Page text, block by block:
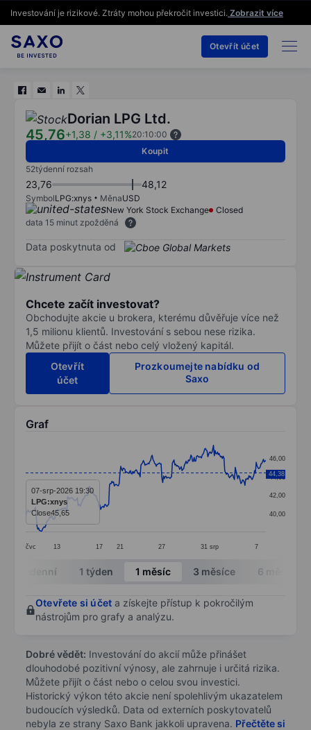
Investování je rizikové. Ztráty mohou překročit investici. Zobrazit více
Otevřít účet
Dorian LPG Ltd.
45,76+1,38 / +3,11%20:10:00
Koupit
52týdenní rozsah
23,76 48,12
SymbolLPG:xnys MěnaUSD
New York Stock Exchange
Closed
data 15 minut zpožděná
Data poskytnuta od
Chcete začít investovat?
Obchodujte akcie u brokera, kterému důvěřuje více než
1,5 milionu klientů. Investování s sebou nese rizika.
Můžete přijít o část nebo celý vložený kapitál.
Otevřít
účet
Prozkoumejte nabídku od
Saxo
Graf
Line chart with 299 data points.
The chart has 1 X axis displaying categories.
The chart has 1 Y axis displaying values. Data
čvc 13 17 21 27 31 srp 7
40,00
42,00
44,00
46,00
44,38
07-srp-2026 19:30
LPG:xnys
Close45,65
End of interactive chart.
Intradenní 1 týden 1 měsíc 3 měsíce 6 měsíců
Otevřete si účet a získejte přístup k pokročilým
nástrojům pro grafy a analýzu.
Dobré vědět: Investování do akcií může přinášet
dlouhodobé pozitivní výnosy, ale zahrnuje i určitá rizika.
Můžete přijít o část nebo o celou svou investici.
Historický výkon této akcie není spolehlivým ukazatelem
budoucích výsledků. Data od externích poskytovatelů
nebyla ze strany Saxo Bank jakkoli upravena. Přečtěte si